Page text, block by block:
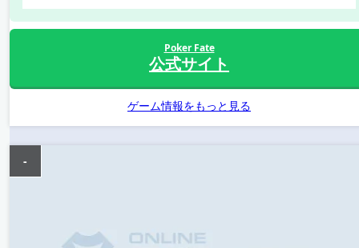
Poker Fate
公式サイト
ゲーム情報をもっと見る
-